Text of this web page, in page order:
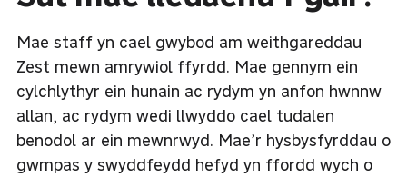
Mae staff yn cael gwybod am weithgareddau
Zest mewn amrywiol ffyrdd. Mae gennym ein
cylchlythyr ein hunain ac rydym yn anfon hwnnw
allan, ac rydym wedi llwyddo cael tudalen
benodol ar ein mewnrwyd. Mae’r hysbysfyrddau o
gwmpas y swyddfeydd hefyd yn ffordd wych o